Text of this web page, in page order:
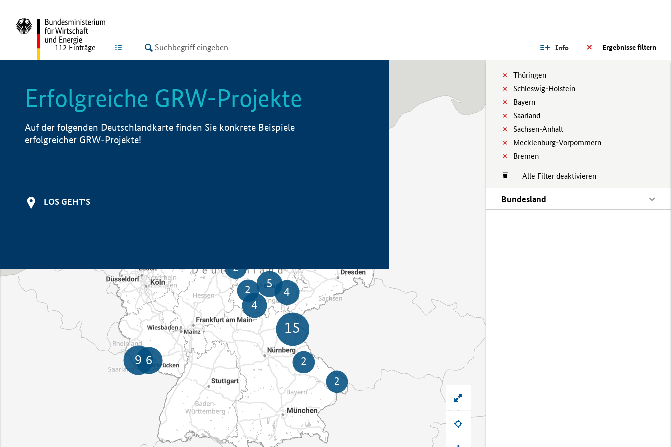
LISTE Ergebnisse filtern
Info
Thüringen
Schleswig-Holstein
Bayern
Saarland
Sachsen-Anhalt
Mecklenburg-Vorpommern
Bremen
Alle Filter deaktivieren
Bundesland
112 Einträge
Erfolgreiche GRW-Projekte
Auf der folgenden Deutschlandkarte finden Sie konkrete Beispiele
erfolgreicher GRW-Projekte!
LOS GEHT'S